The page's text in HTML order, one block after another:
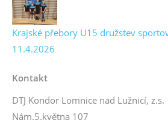
Krajské přebory U15 družstev
11.4.2026
Kontakt
DTJ Kondor Lomnice nad Lužnicí, z.s.
Nám.5.května 107